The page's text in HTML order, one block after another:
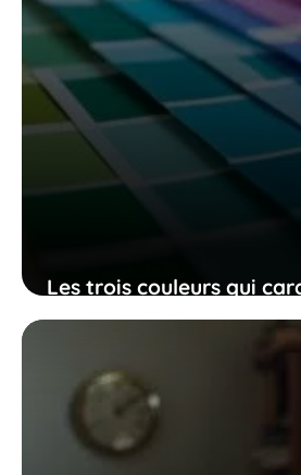
Les trois couleurs qui
personnes qui gardent
24 décembre 2025